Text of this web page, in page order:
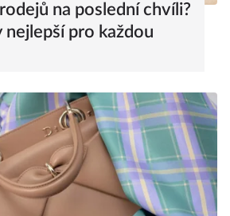
na poslední chvíli?
nejlepší pro každou